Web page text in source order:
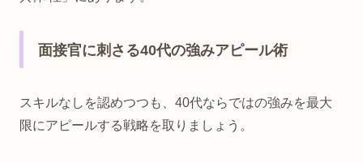
面接官に刺さる40代の強みアピール術
スキルなしを認めつつも、40代ならではの強みを最大
限にアピールする戦略を取りましょう。